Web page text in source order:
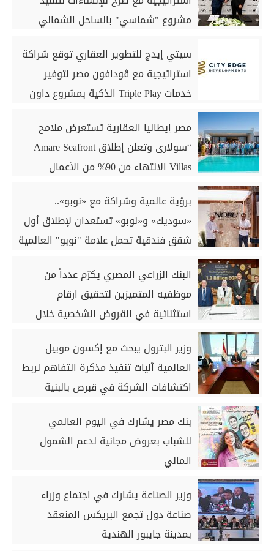
مشروع "شماسي" بالساحل الشمالي
سيتي إيدج للتطوير العقاري توقع شراكة
استراتيجية مع ڤودافون مصر لتوفير
خدمات Triple Play الذكية بمشروع داون
مصر إيطاليا العقارية تستعرض ملامح
“سولارى وتعلن إطلاق Amare Seafront
Villas الانتهاء من 90% من الأعمال
برؤية عالمية وشراكة مع «نوبو»..
«سوديك» و«نوبو» تستعدان لإطلاق أول
شقق فندقية تحمل علامة "نوبو" العالمية
أيام
البنك الزراعي المصري يكرّم عدداً من
موظفيه المتميزين لتحقيق ارقام
استثنائية في القروض الشخصية خلال
وزير البترول يبحث مع إكسون موبيل
العالمية آليات تنفيذ مذكرة التفاهم لربط
اكتشافات الشركة في قبرص بالبنية
بنك مصر يشارك في اليوم العالمي
للشباب بعروض مجانية لدعم الشمول
المالي
وزير الصناعة يشارك في اجتماع وزراء
صناعة دول تجمع البريكس المنعقد
بمدينة جايبور الهندية